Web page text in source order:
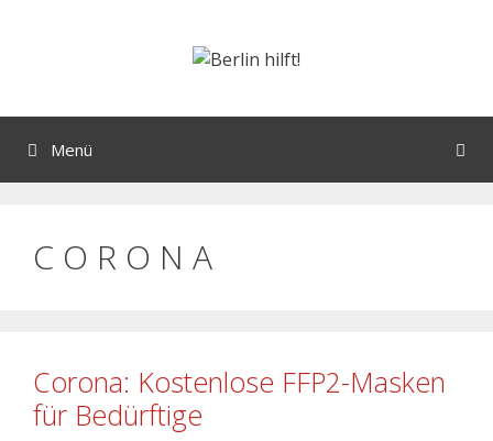
Menü
C O R O N A
Corona: Kostenlose FFP2-Masken
für Bedürftige